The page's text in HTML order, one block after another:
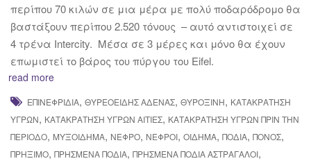
περίπου 70 κιλών σε μια μέρα με πολύ ποδαρόδρομο θα
βαστάξουν περίπου 2.520 τόνους – αυτό αντιστοιχεί σε
4 τρένα Intercity. Μέσα σε 3 μέρες και μόνο θα έχουν
επωμιστεί το βάρος του πύργου του Eifel.
read more
ΕΠΙΝΕΦΡΙΔΊΑ, ΘΥΡΕΟΕΙΔΉΣ ΑΔΈΝΑΣ, ΘΥΡΟΞΊΝΗ, ΚΑΤΑΚΡΆΤΗΣΗ
ΥΓΡΏΝ, ΚΑΤΑΚΡΆΤΗΣΗ ΥΓΡΏΝ ΑΙΤΊΕΣ, ΚΑΤΑΚΡΆΤΗΣΗ ΥΓΡΏΝ ΠΡΙΝ ΤΗΝ
ΠΕΡΊΟΔΟ, ΜΥΞΟΊΔΗΜΑ, ΝΕΦΡΌ, ΝΕΦΡΟΊ, ΟΊΔΗΜΑ, ΠΌΔΙΑ, ΠΌΝΟΣ,
ΠΡΉΞΙΜΟ, ΠΡΗΣΜΈΝΑ ΠΌΔΙΑ, ΠΡΗΣΜΈΝΑ ΠΌΔΙΑ ΑΣΤΡΆΓΑΛΟΙ,